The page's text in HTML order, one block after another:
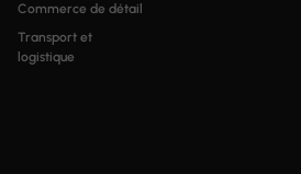
Commerce de détail
Transport et
logistique